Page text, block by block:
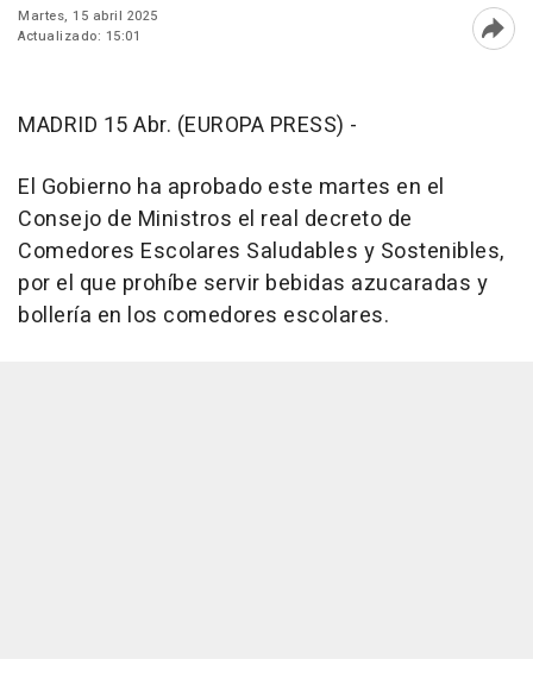
Martes, 15 abril 2025
Actualizado: 15:01
MADRID 15 Abr. (EUROPA PRESS) -
El Gobierno ha aprobado este martes en el
Consejo de Ministros el real decreto de
Comedores Escolares Saludables y Sostenibles,
por el que prohíbe servir bebidas azucaradas y
bollería en los comedores escolares.